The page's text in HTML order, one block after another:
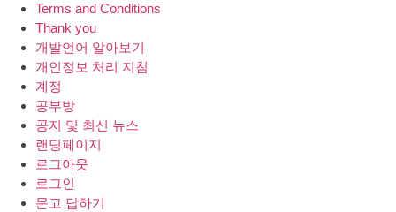
Terms and Conditions
Thank you
개발언어 알아보기
개인정보 처리 지침
계정
공부방
공지 및 최신 뉴스
랜딩페이지
로그아웃
로그인
문고 답하기